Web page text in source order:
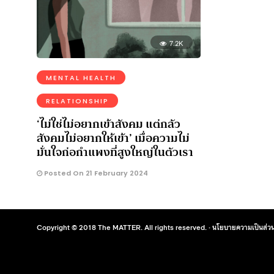
7.2K
MENTAL HEALTH
RELATIONSHIP
‘ไม่ใช่ไม่อยากเข้าสังคม แต่กลัว
สังคมไม่อยากให้เข้า’ เมื่อความไม่
มั่นใจก่อกำแพงที่สูงใหญ่ในตัวเรา
Posted On 21 February 2024
Copyright © 2018 The MATTER. All rights reserved. ·นโยบายความเป็นส่ว